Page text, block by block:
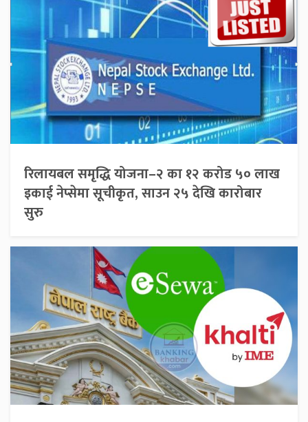
रिलायबल समृद्धि योजना–२ का १२ करोड ५० लाख
इकाई नेप्सेमा सूचीकृत, साउन २५ देखि कारोबार
सुरु